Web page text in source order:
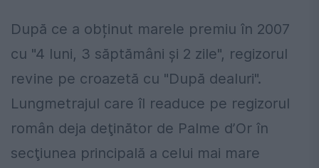
După ce a obținut marele premiu în 2007
cu "4 luni, 3 săptămâni și 2 zile", regizorul
revine pe croazetă cu "După dealuri".
Lungmetrajul care îl readuce pe regizorul
român deja deţinător de Palme d’Or în
secţiunea principală a celui mai mare